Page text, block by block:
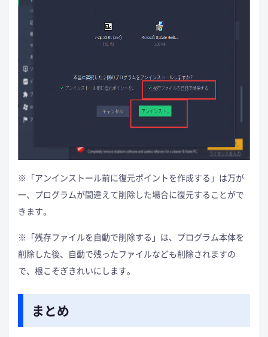
※「アンインストール前に復元ポイントを作成する」は万が
一、プログラムが間違えて削除した場合に復元することがで
きます。
※「残存ファイルを自動で削除する」は、プログラム本体を
削除した後、自動で残ったファイルなども削除されますの
で、根こそぎきれいにします。
まとめ